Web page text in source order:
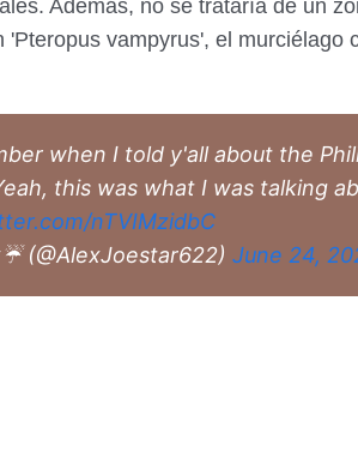
Además, no se trataría de un
'Pteropus vampyrus', el murciélago
when I told y'all about the
this was what I was talking
nTVIMzidbC
(@AlexJoestar622) June 24,